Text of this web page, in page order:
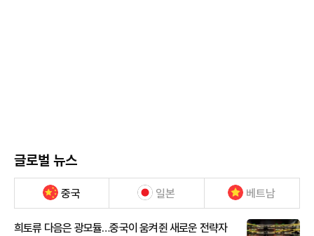
글로벌 뉴스
중국 일본 베트남
희토류 다음은 광모듈…중국이 움켜쥔 새로운 전략자